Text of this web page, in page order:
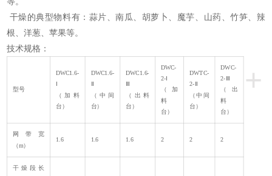
干燥的典型物料有：蒜片、南瓜、胡萝卜、魔芋、山药、竹笋、辣
根、洋葱、苹果等。
技术规格：
+
型号
DWC1.6-
（加料
台）
DWC1.6-
（中间
台）
DWC1.6-
（出料
台）
DWC-
2-Ⅰ
（加
料
台）
DWTC-
2-Ⅱ
（中间
台）
DWC-
2-Ⅲ
（出
料
台）
网带宽
（m）
1.6 1.6 1.6 2 2 2
干燥段长